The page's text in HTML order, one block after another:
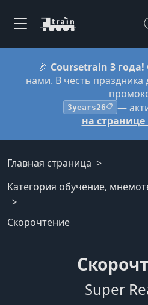
🎉 Coursetrain 3 года!
нами. В честь праздника
3years26📋 —
на странице
Главная страница
Категория обучение,
Скорочтение
Super